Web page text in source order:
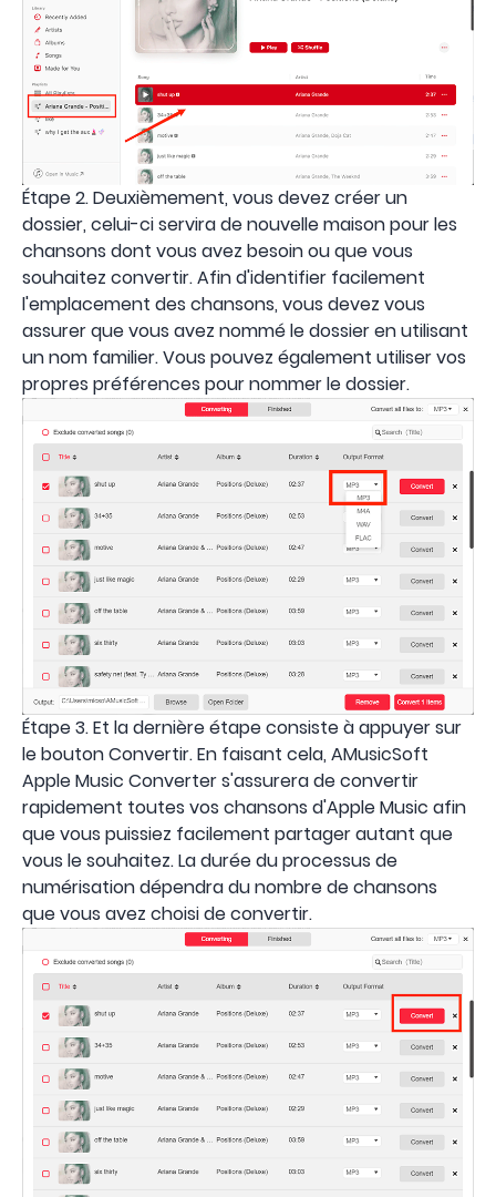
Étape 2. Deuxièmement, vous devez créer un
dossier, celui-ci servira de nouvelle maison pour les
chansons dont vous avez besoin ou que vous
souhaitez convertir. Afin d'identifier facilement
l'emplacement des chansons, vous devez vous
assurer que vous avez nommé le dossier en utilisant
un nom familier. Vous pouvez également utiliser vos
propres préférences pour nommer le dossier.
Étape 3. Et la dernière étape consiste à appuyer sur
le bouton Convertir. En faisant cela, AMusicSoft
Apple Music Converter s'assurera de convertir
rapidement toutes vos chansons d'Apple Music afin
que vous puissiez facilement partager autant que
vous le souhaitez. La durée du processus de
numérisation dépendra du nombre de chansons
que vous avez choisi de convertir.